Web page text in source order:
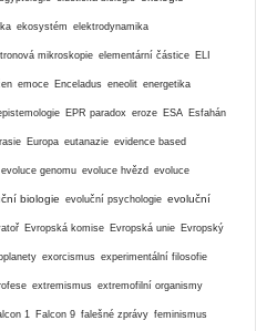
ekosystém elektrodynamika
mikroskopie elementární částice ELI
emoce Enceladus eneolit energetika
EPR paradox eroze ESA Esfahán
Europa eutanazie evidence based
evoluce genomu evoluce hvězd evoluce
biologie evoluční psychologie evoluční
Evropská komise Evropská unie Evropský
exorcismus experimentální filosofie
extremismus extremofilní organismy
1 Falcon 9 falešné zprávy feminismus